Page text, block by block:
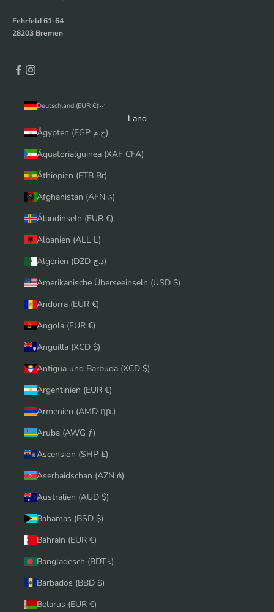
Fehrfeld 61-64
28203 Bremen
Deutschland (EUR €)
Land
Ägypten (EGP ج.م)
Äquatorialguinea (XAF CFA)
Äthiopien (ETB Br)
Afghanistan (AFN ؋)
Ålandinseln (EUR €)
Albanien (ALL L)
Algerien (DZD د.ج)
Amerikanische Überseeinseln (USD $)
Andorra (EUR €)
Angola (EUR €)
Anguilla (XCD $)
Antigua und Barbuda (XCD $)
Argentinien (EUR €)
Armenien (AMD դր.)
Aruba (AWG ƒ)
Ascension (SHP £)
Aserbaidschan (AZN ₼)
Australien (AUD $)
Bahamas (BSD $)
Bahrain (EUR €)
Bangladesch (BDT ৳)
Barbados (BBD $)
Belarus (EUR €)